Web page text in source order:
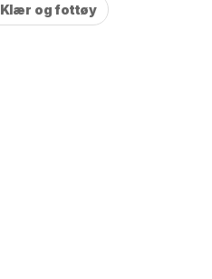
Klær og fottøy